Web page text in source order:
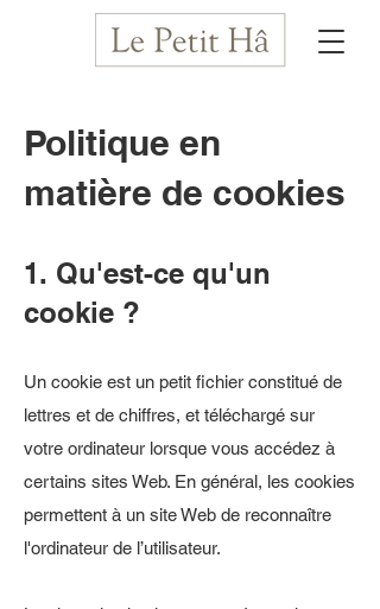
Politique en
matière de cookies
1. Qu'est-ce qu'un
cookie ?
Un cookie est un petit fichier constitué de
lettres et de chiffres, et téléchargé sur
votre ordinateur lorsque vous accédez à
certains sites Web. En général, les cookies
permettent à un site Web de reconnaître
l'ordinateur de l’utilisateur.